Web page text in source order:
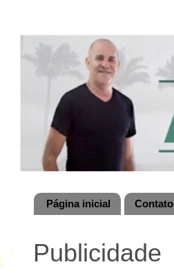
Página inicial Contato
Publicidade